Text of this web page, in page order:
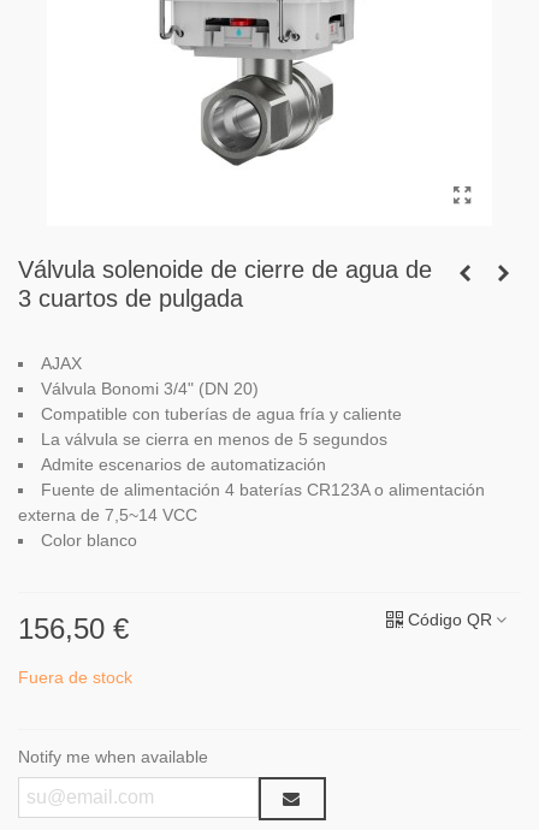
Válvula solenoide de cierre de agua de
3 cuartos de pulgada
AJAX
Válvula Bonomi 3/4" (DN 20)
Compatible con tuberías de agua fría y caliente
La válvula se cierra en menos de 5 segundos
Admite escenarios de automatización
Fuente de alimentación 4 baterías CR123A o alimentación
externa de 7,5~14 VCC
Color blanco
156,50 € Código QR
Fuera de stock
Notify me when available